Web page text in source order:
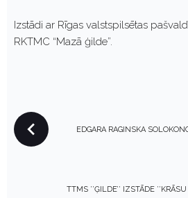
Izstādi ar Rīgas valstspilsētas
RKTMC “Mazā ģilde”.
P
O
EDGARA RAGINSKA
TTMS ’’ĢILDE’’ IZSTĀDE